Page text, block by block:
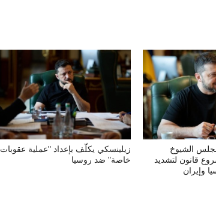
الشيوخ
قانون لتشديد
وإيران
زيلينسكي يكلّف بإعداد "عملية عقوبات
خاصة" ضد روسيا